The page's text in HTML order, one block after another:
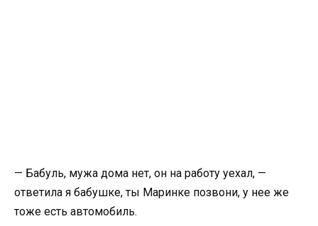
— Бабуль, мужа дома нет, он на работу уехал, —
ответила я бабушке, ты Маринке позвони, у нее же
тоже есть автомобиль.